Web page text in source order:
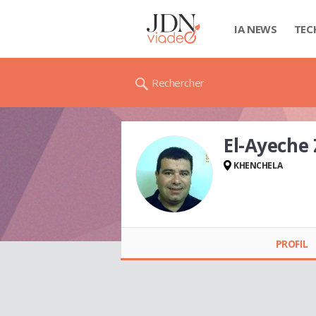
IA NEWS
Rechercher
El-Ayeche
KHENCHELA
PROFIL